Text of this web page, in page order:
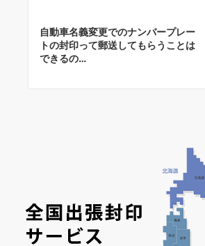
自動車名義変更でのナンバープレー
トの封印って郵送してもらうことは
できるの…